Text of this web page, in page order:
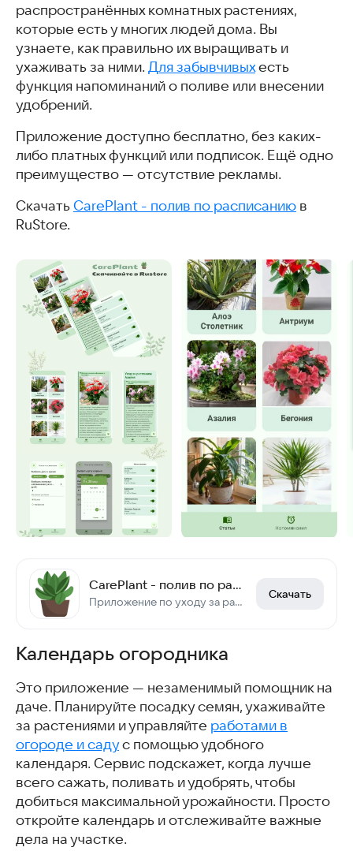
распространённых комнатных растениях,
которые есть у многих людей дома. Вы
узнаете, как правильно их выращивать и
ухаживать за ними. Для забывчивыхесть
функция напоминаний о поливе или внесении
удобрений.
Приложение доступно бесплатно, без каких-
либо платных функций или подписок. Ещё одно
преимущество — отсутствие рекламы.
Скачать CarePlant - полив по расписанию в
RuStore.
CarePlant - полив по расписанию
Приложение по уходу за растениями с напоминаниями о поливе
Скачать
Календарь огородника
Это приложение — незаменимый помощник на
даче. Планируйте посадку семян, ухаживайте
за растениями и управляйте работами в
огороде и садус помощью удобного
календаря. Сервис подскажет, когда лучше
всего сажать, поливать и удобрять, чтобы
добиться максимальной урожайности. Просто
откройте календарь и отслеживайте важные
дела на участке.